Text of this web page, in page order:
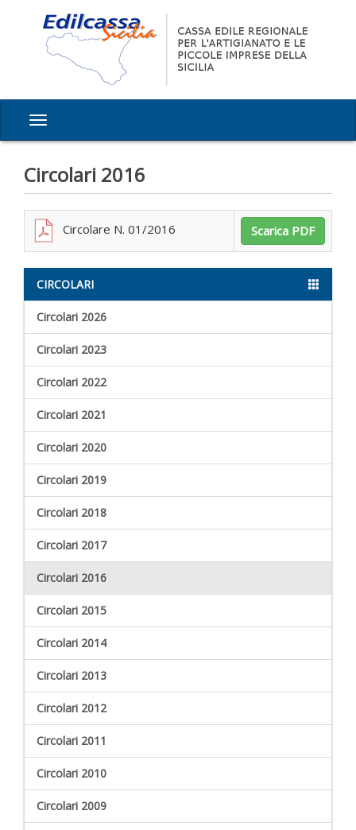
Circolari 2016
Circolare N. 01/2016 Scarica PDF
CIRCOLARI
Circolari 2026
Circolari 2023
Circolari 2022
Circolari 2021
Circolari 2020
Circolari 2019
Circolari 2018
Circolari 2017
Circolari 2016
Circolari 2015
Circolari 2014
Circolari 2013
Circolari 2012
Circolari 2011
Circolari 2010
Circolari 2009